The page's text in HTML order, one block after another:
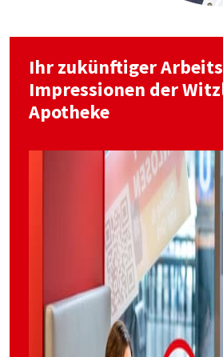
Ihr zukünftiger
Impressionen der
Apotheke